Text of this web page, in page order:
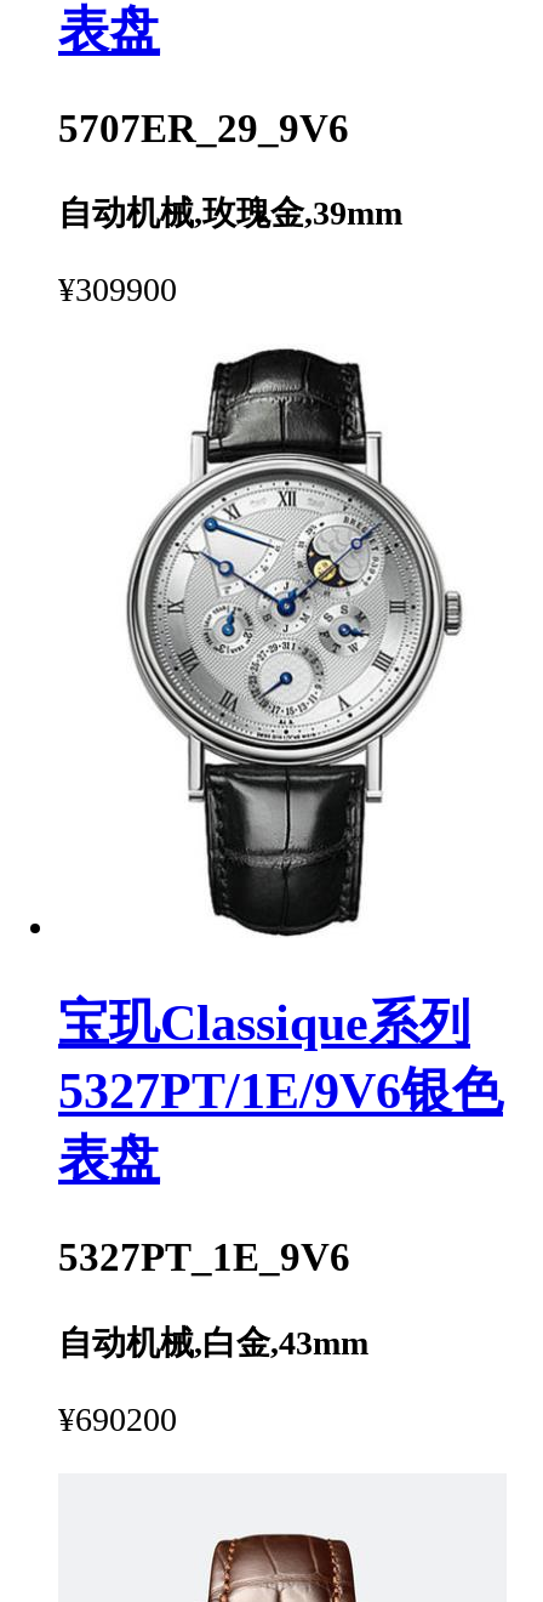
表盘
5707ER_29_9V6
自动机械,玫瑰金,39mm
¥309900
宝玑Classique系列
5327PT/1E/9V6银色
表盘
5327PT_1E_9V6
自动机械,白金,43mm
¥690200